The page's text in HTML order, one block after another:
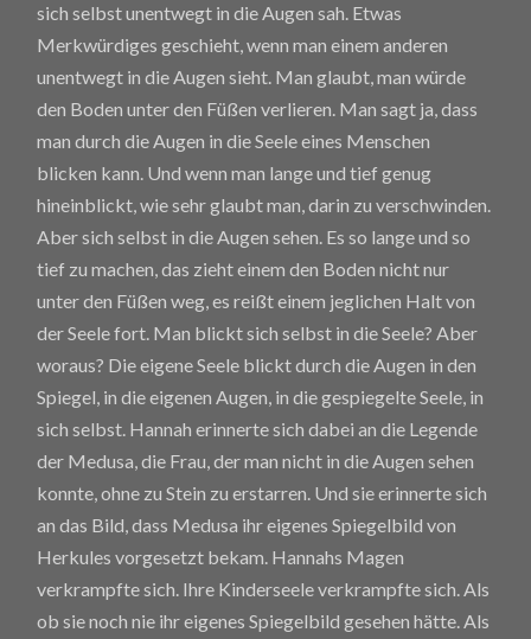
sich selbst unentwegt in die Augen sah. Etwas
Merkwürdiges geschieht, wenn man einem anderen
unentwegt in die Augen sieht. Man glaubt, man würde
den Boden unter den Füßen verlieren. Man sagt ja, dass
man durch die Augen in die Seele eines Menschen
blicken kann. Und wenn man lange und tief genug
hineinblickt, wie sehr glaubt man, darin zu verschwinden.
Aber sich selbst in die Augen sehen. Es so lange und so
tief zu machen, das zieht einem den Boden nicht nur
unter den Füßen weg, es reißt einem jeglichen Halt von
der Seele fort. Man blickt sich selbst in die Seele? Aber
woraus? Die eigene Seele blickt durch die Augen in den
Spiegel, in die eigenen Augen, in die gespiegelte Seele, in
sich selbst. Hannah erinnerte sich dabei an die Legende
der Medusa, die Frau, der man nicht in die Augen sehen
konnte, ohne zu Stein zu erstarren. Und sie erinnerte sich
an das Bild, dass Medusa ihr eigenes Spiegelbild von
Herkules vorgesetzt bekam. Hannahs Magen
verkrampfte sich. Ihre Kinderseele verkrampfte sich. Als
ob sie noch nie ihr eigenes Spiegelbild gesehen hätte. Als